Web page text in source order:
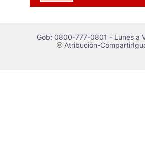
Gob: 0800-777-0801 - Lunes a
cAtribución-